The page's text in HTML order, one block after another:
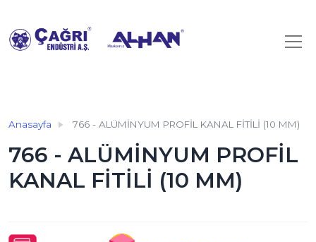
Anasayfa 766 - ALÜMİNYUM PROFİL KANAL FİTİLİ (10 MM)
766 - ALÜMİNYUM PROFİL
KANAL FİTİLİ (10 MM)